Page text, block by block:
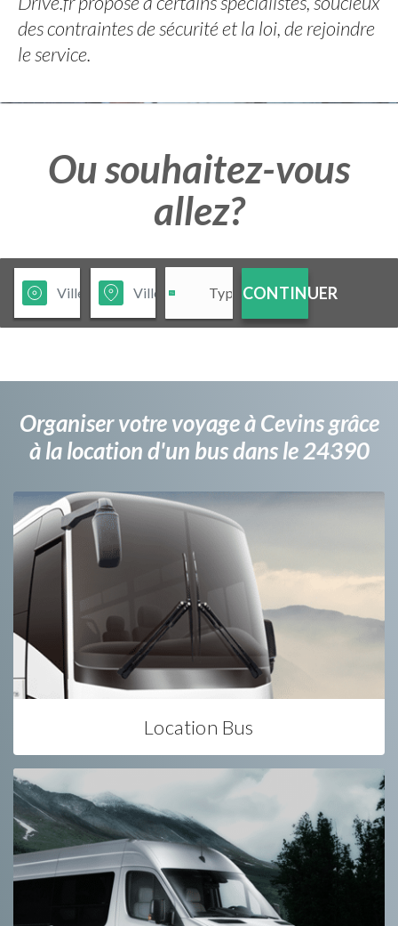
des contraintes de sécurité et la loi, de rejoindre
le service.
Ou souhaitez-vous
allez?
CONTINUER
Organiser votre voyage à Cevins grâce
à la location d'un bus dans le 24390
Location Bus